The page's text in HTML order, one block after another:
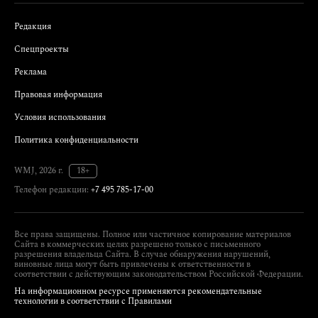
Редакция
Спецпроекты
Реклама
Правовая информация
Условия использования
Политика конфиденциальности
WMJ, 2026 г.
18+
Телефон редакции: +7 495 785-17-00
Все права защищены. Полное или частичное копирование материалов
Сайта в коммерческих целях разрешено только с письменного
разрешения владельца Сайта. В случае обнаружения нарушений,
виновные лица могут быть привлечены к ответственности в
соответствии с действующим законодательством Российской Федерации.
На информационном ресурсе применяются рекомендательные
технологии в соответствии с Правилами